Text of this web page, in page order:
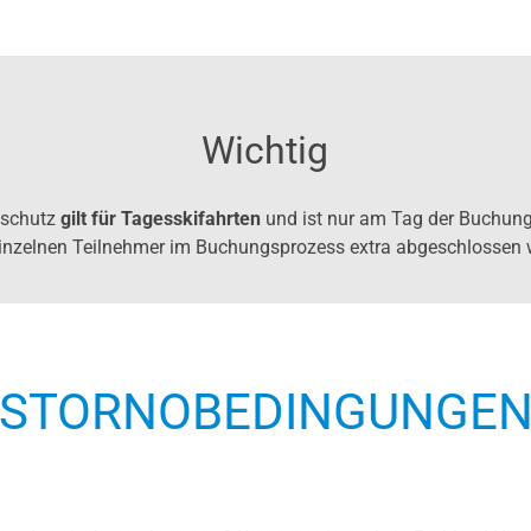
Wichtig
gilt für Tagesskifahrten und ist nur am Tag der
Teilnehmer im Buchungsprozess extra abgeschlossen
STORNOBEDINGUNGEN